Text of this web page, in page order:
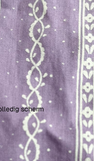
scherm